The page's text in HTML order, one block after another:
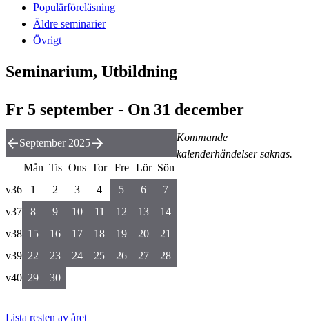
Populärföreläsning
Äldre seminarier
Övrigt
Seminarium, Utbildning
Fr 5 september - On 31 december
Kommande
kalenderhändelser saknas.
September 2025
Mån Tis Ons Tor Fre Lör Sön
v36
1 2 3 4 5 6
7
v37
8 9 10 11 12 13
14
v38 15 16 17 18 19 20
21
v39 22 23 24 25 26 27
28
v40 29 30
Lista resten av året